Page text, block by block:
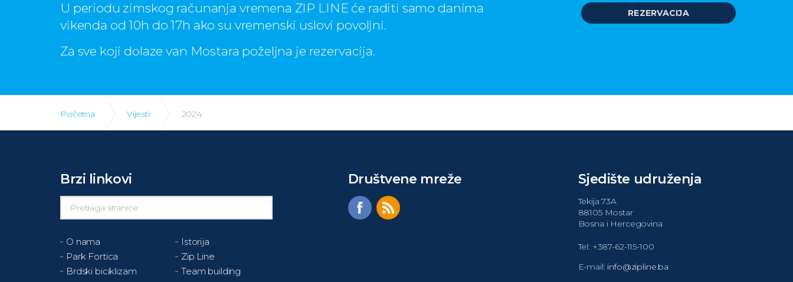
U periodu zimskog računanja vremena ZIP LINE će raditi samo danima
vikenda od 10h do 17h ako su vremenski uslovi povoljni.
Za sve koji dolaze van Mostara poželjna je rezervacija.
REZERVACIJA
Početna Vijesti 2024
Brzi linkovi
O nama
Istorija
Park Fortica
Zip Line
Brdski biciklizam
Team building
Društvene mreže Sjedište udruženja
Tekija 73A
88105 Mostar
Bosna i Hercegovina
Tel: +387-62-115-100
E-mail: info@zipline.ba